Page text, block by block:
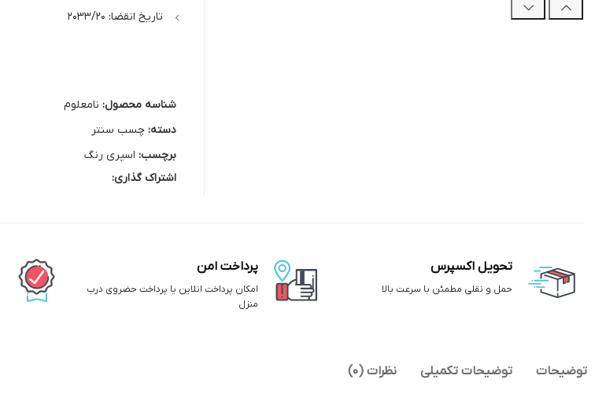
تاریخ انقضا: 2033/20
شناسه محصول: نامعلوم
دسته: چسب سنتر
برچسب: اسپری رنگ
اشتراک گذاری:
تحویل اکسپرس
حمل و نقلی مطمئن با سرعت بالا
پرداخت امن
امکان پرداخت انلاین یا پرداخت حضروی درب
منزل
توضیحات توضیحات تکمیلی نظرات (0)